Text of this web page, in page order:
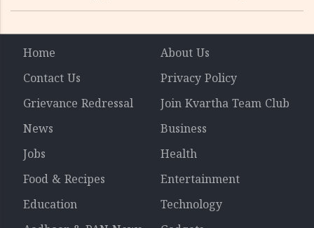
Home
About Us
Contact Us
Privacy Policy
Grievance Redressal
Join Kvartha Team Club
News
Business
Jobs
Health
Food & Recipes
Entertainment
Education
Technology